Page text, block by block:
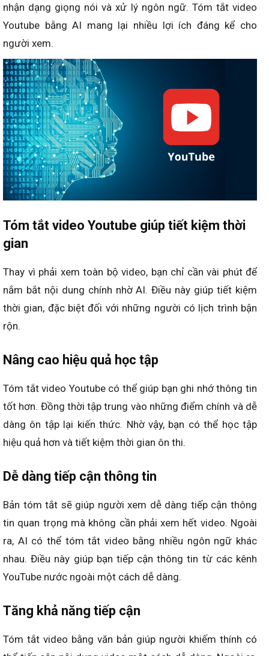
nhận dạng giọng nói và xử lý ngôn ngữ. Tóm tắt video
Youtube bằng AI mang lại nhiều lợi ích đáng kể cho
người xem.
Tóm tắt video Youtube giúp tiết kiệm thời
gian
Thay vì phải xem toàn bộ video, bạn chỉ cần vài phút để
nắm bắt nội dung chính nhờ AI. Điều này giúp tiết kiệm
thời gian, đặc biệt đối với những người có lịch trình bận
rộn.
Nâng cao hiệu quả học tập
Tóm tắt video Youtube có thể giúp bạn ghi nhớ thông tin
tốt hơn. Đồng thời tập trung vào những điểm chính và dễ
dàng ôn tập lại kiến thức. Nhờ vậy, bạn có thể học tập
hiệu quả hơn và tiết kiệm thời gian ôn thi.
Dễ dàng tiếp cận thông tin
Bản tóm tắt sẽ giúp người xem dễ dàng tiếp cận thông
tin quan trọng mà không cần phải xem hết video. Ngoài
ra, AI có thể tóm tắt video bằng nhiều ngôn ngữ khác
nhau. Điều này giúp bạn tiếp cận thông tin từ các kênh
YouTube nước ngoài một cách dễ dàng.
Tăng khả năng tiếp cận
Tóm tắt video bằng văn bản giúp người khiếm thính có